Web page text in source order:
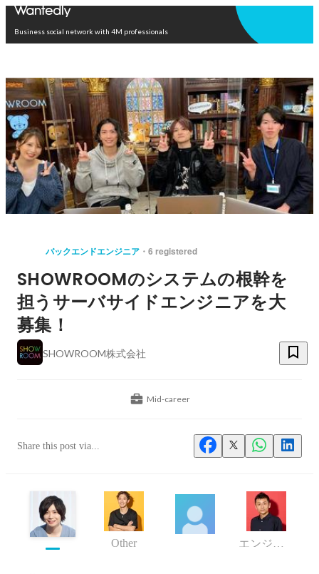
Business social network with 4M professionals
バックエンドエンジニア 6 registered
SHOWROOMのシステムの根幹を
担うサーバサイドエンジニアを大
募集！
SHOWROOM株式会社
Mid-career
Share this post via...
Other エンジニア